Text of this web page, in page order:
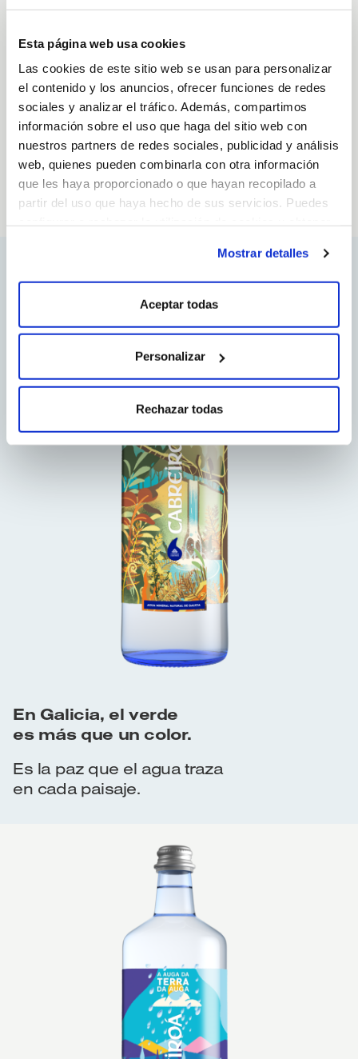
Esta página web usa cookies
Las cookies de este sitio web se usan para personalizar
el contenido y los anuncios, ofrecer funciones de redes
sociales y analizar el tráfico. Además, compartimos
información sobre el uso que haga del sitio web con
nuestros partners de redes sociales, publicidad y análisis
web, quienes pueden combinarla con otra información
que les haya proporcionado o que hayan recopilado a
partir del uso que haya hecho de sus servicios. Puedes
Mostrar detalles
Aceptar todas
Personalizar
Rechazar todas
En Galicia, el agua brota y
nos transforma para siempre.
Desde lo más profundo
de la naturaleza.
En Galicia, el verde
es más que un color.
Es la paz que el agua traza
en cada paisaje.